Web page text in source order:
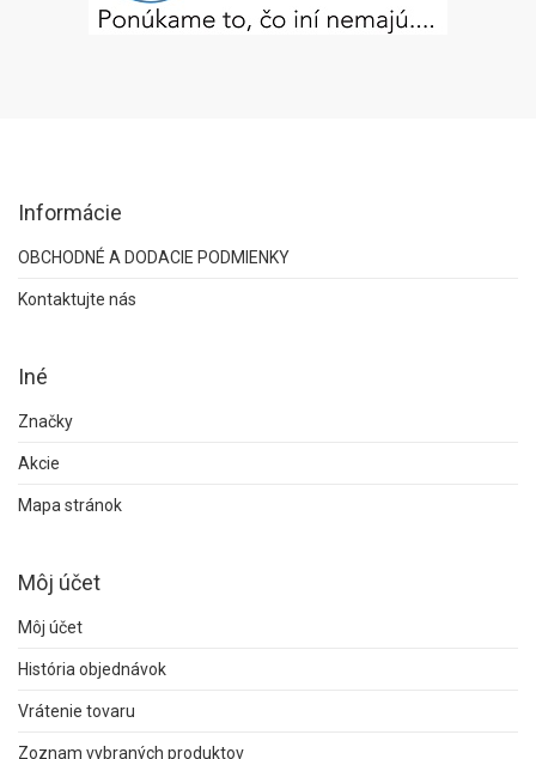
Informácie
OBCHODNÉ A DODACIE PODMIENKY
Kontaktujte nás
Iné
Značky
Akcie
Mapa stránok
Môj účet
Môj účet
História objednávok
Vrátenie tovaru
Zoznam vybraných produktov